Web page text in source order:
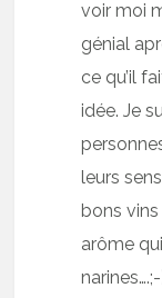
voir moi
génial
ce qu’il
idée. Je
leurs
bons
arôme